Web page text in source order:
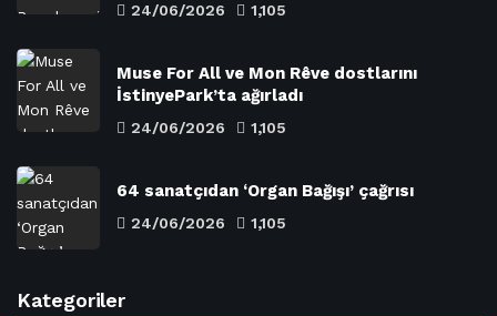
24/06/2026 1,105
Muse For All ve Mon Rêve dostlarını
İstinyePark’ta ağırladı
24/06/2026 1,105
64 sanatçıdan ‘Organ Bağışı’ çağrısı
24/06/2026 1,105
Kategoriler